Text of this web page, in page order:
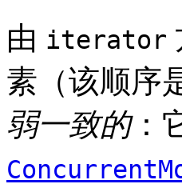
由 iterator
素（该顺序
弱一致的：